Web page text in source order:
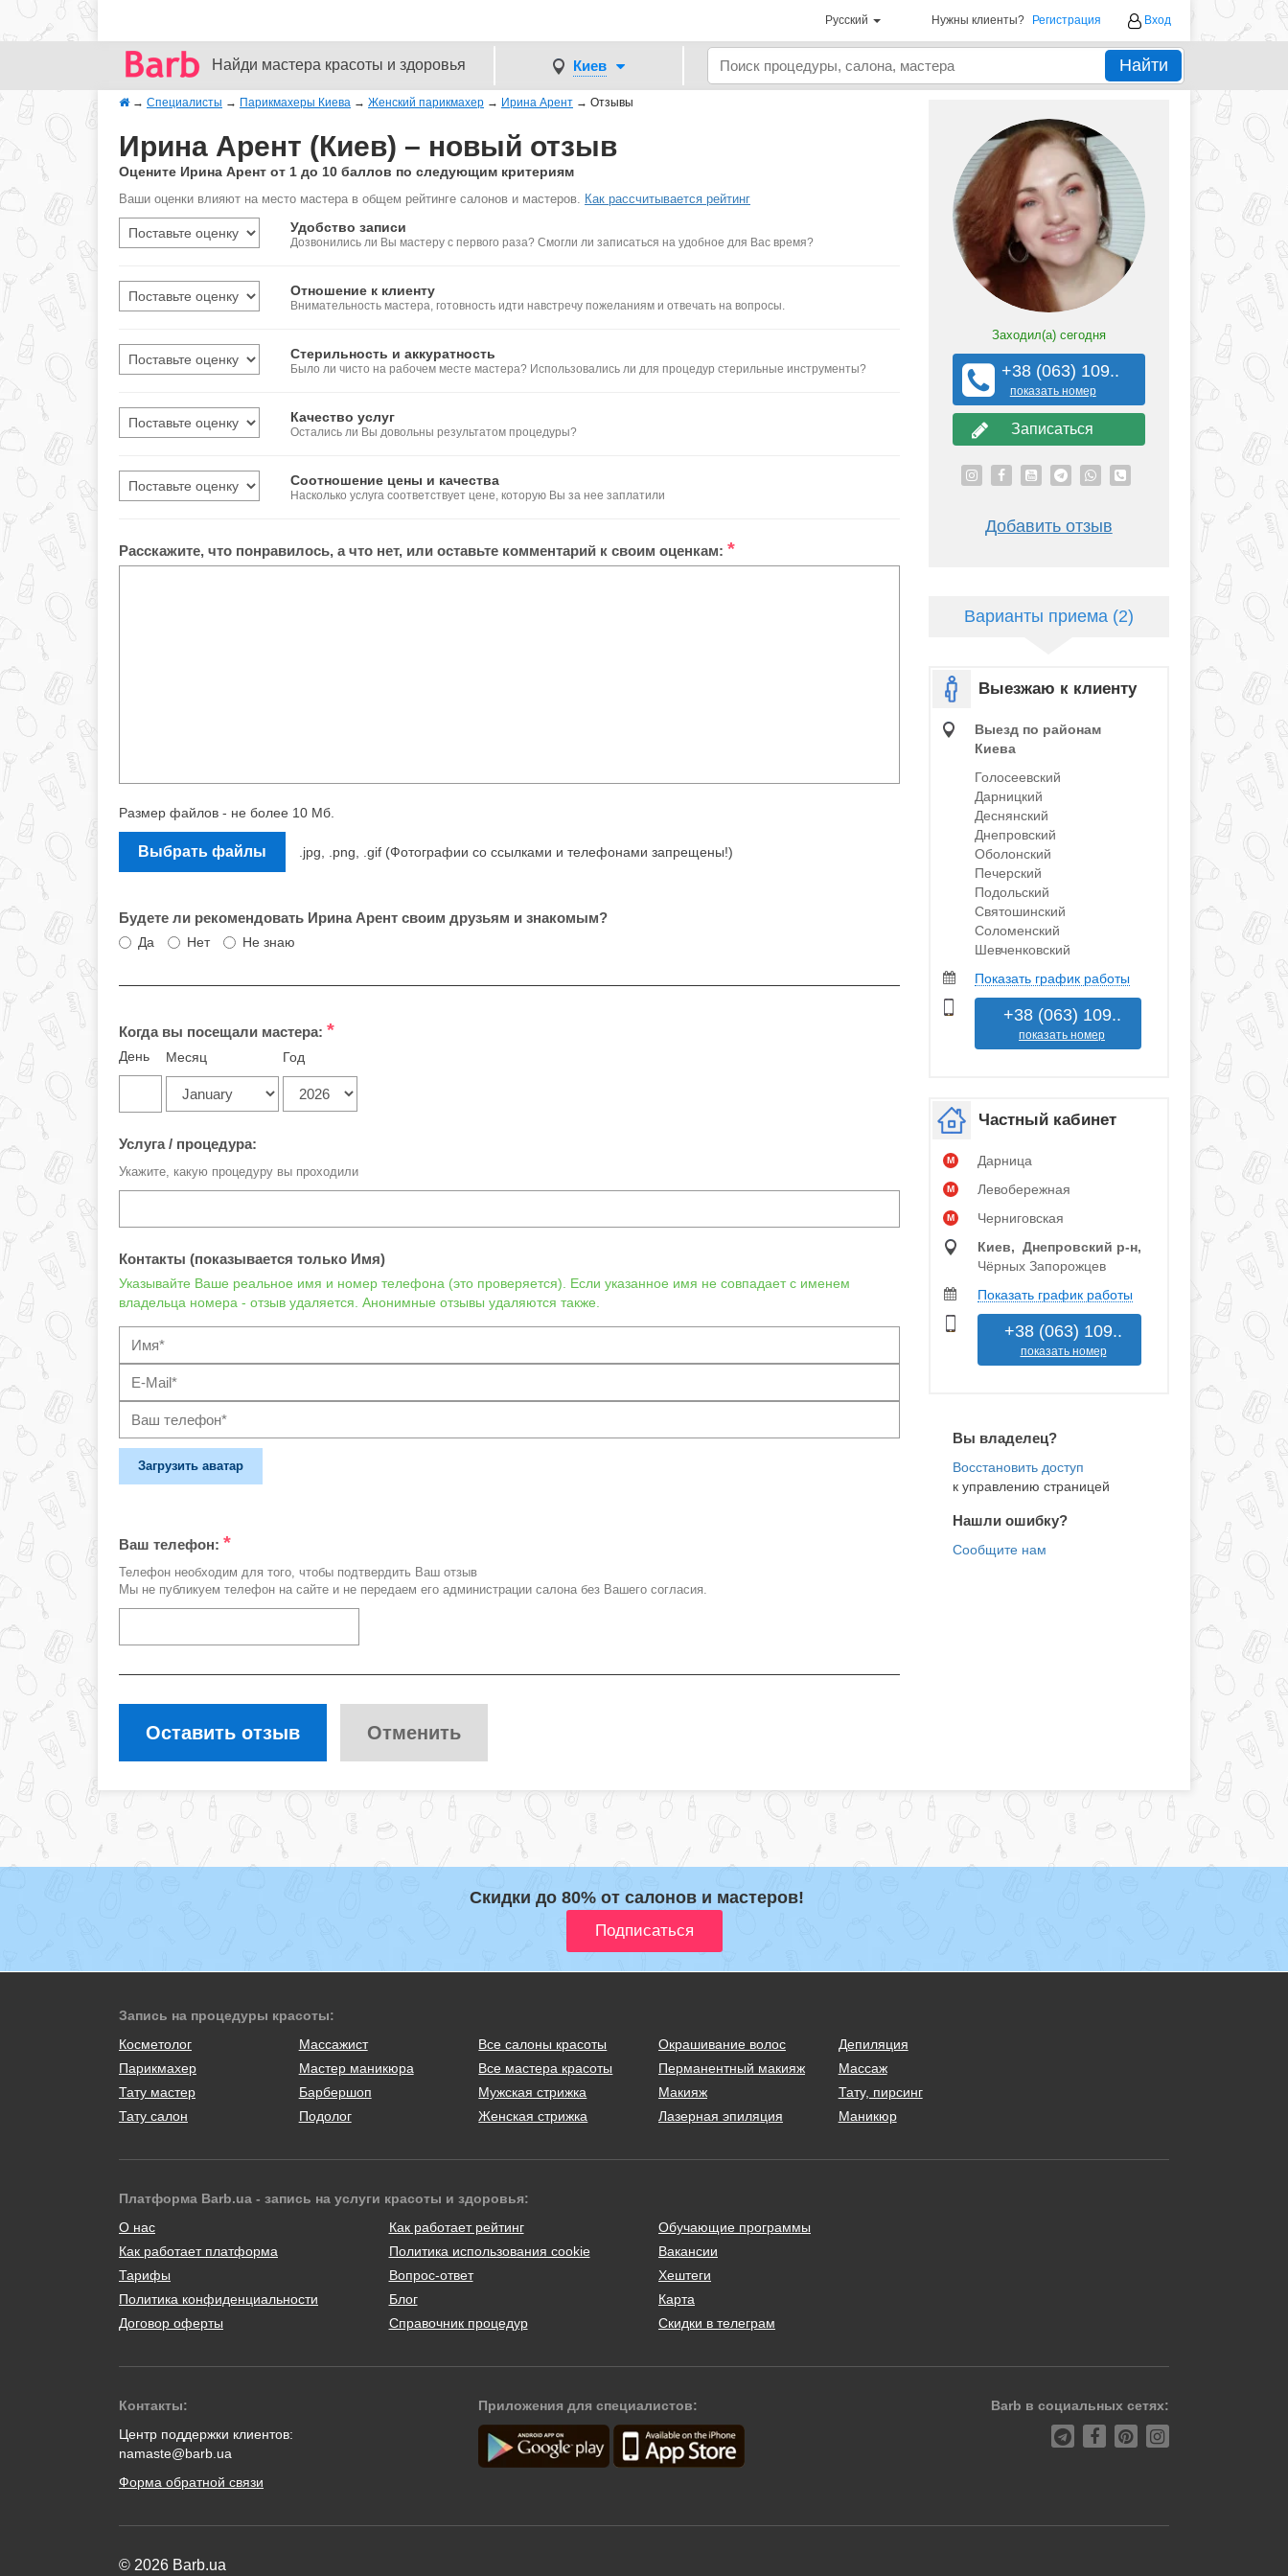
Русский Нужны клиенты? Регистрация Вход
Найди мастера красоты и здоровья Киев Найти
→ Специалисты → Парикмахеры Киева → Женский парикмахер → Ирина Арент → Отзывы
Ирина Арент (Киев) – новый отзыв
Оцените Ирина Арент от 1 до 10 баллов по следующим критериям
Ваши оценки влияют на место мастера в общем рейтинге салонов и мастеров. Как рассчитывается рейтинг
Удобство записи
Дозвонились ли Вы мастеру с первого раза? Смогли ли записаться на удобное для Вас время?
Отношение к клиенту
Внимательность мастера, готовность идти навстречу пожеланиям и отвечать на вопросы.
Стерильность и аккуратность
Было ли чисто на рабочем месте мастера? Использовались ли для процедур стерильные инструменты?
Качество услуг
Остались ли Вы довольны результатом процедуры?
Соотношение цены и качества
Насколько услуга соответствует цене, которую Вы за нее заплатили
Расскажите, что понравилось, а что нет, или оставьте комментарий к своим оценкам: *
Размер файлов - не более 10 Мб.
Выбрать файлы .jpg, .png, .gif (Фотографии со ссылками и телефонами запрещены!)
Будете ли рекомендовать Ирина Арент своим друзьям и знакомым?
Да Нет Не знаю
Когда вы посещали мастера: *
День Месяц Год
Услуга / процедура:
Укажите, какую процедуру вы проходили
Контакты (показывается только Имя)
Указывайте Ваше реальное имя и номер телефона (это проверяется). Если указанное имя не совпадает с именем
владельца номера - отзыв удаляется. Анонимные отзывы удаляются также.
Загрузить аватар
Ваш телефон: *
Телефон необходим для того, чтобы подтвердить Ваш отзыв
Мы не публикуем телефон на сайте и не передаем его администрации салона без Вашего согласия.
Оставить отзыв Отменить
Заходил(а) сегодня
+38 (063) 109..
показать номер
Записаться
Добавить отзыв
Варианты приема (2)
Выезжаю к клиенту
Выезд по районам
Киева
Голосеевский
Дарницкий
Деснянский
Днепровский
Оболонский
Печерский
Подольский
Святошинский
Соломенский
Шевченковский
Показать график работы
+38 (063) 109..
показать номер
Частный кабинет
M Дарница
M Левобережная
M
Черниговская
Киев, Днепровский р‑н,
Чёрных Запорожцев
Показать график работы
+38 (063) 109..
показать номер
Вы владелец?
к управлению страницей
Нашли ошибку?
Скидки до 80% от салонов и мастеров!
Запись на процедуры красоты:
Косметолог
Массажист
Парикмахер
Мастер маникюра
Тату мастер
Барбершоп
Тату салон
Подолог
Все салоны красоты
Все мастера красоты
Мужская стрижка
Женская стрижка
Окрашивание волос
Перманентный макияж
Макияж
Лазерная эпиляция
Депиляция
Массаж
Тату, пирсинг
Маникюр
Платформа Barb.ua - запись на услуги красоты и здоровья:
О нас
Как работает платформа
Тарифы
Политика конфиденциальности
Договор оферты
Как работает рейтинг
Политика использования cookie
Вопрос-ответ
Блог
Справочник процедур
Обучающие программы
Вакансии
Хештеги
Карта
Скидки в телеграм
Контакты:
Центр поддержки клиентов:
namaste@barb.ua
Форма обратной связи
Приложения для специалистов: Barb в социальных сетях:
© 2026 Barb.ua